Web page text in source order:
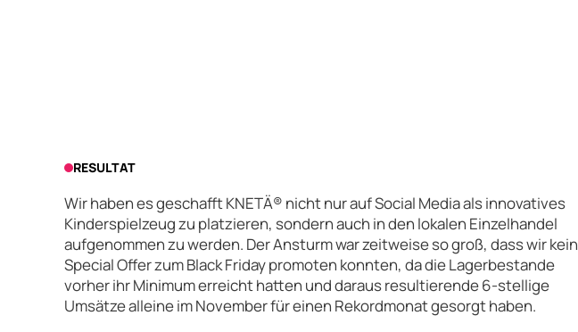
RESULTAT
Wir haben es geschafft KNETÄ® nicht nur auf Social Media als innovatives
Kinderspielzeug zu platzieren, sondern auch in den lokalen Einzelhandel
aufgenommen zu werden. Der Ansturm war zeitweise so groß, dass wir kein
Special Offer zum Black Friday promoten konnten, da die Lagerbestande
vorher ihr Minimum erreicht hatten und daraus resultierende 6-stellige
Umsätze alleine im November für einen Rekordmonat gesorgt haben.